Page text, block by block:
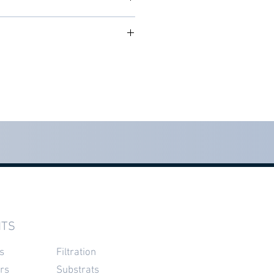
Rectangulaire
en stock
Filtration
Substrats